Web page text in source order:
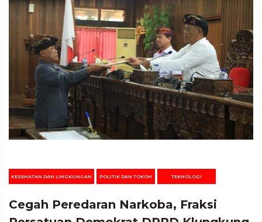
KESEHATAN DAN LINGKUNGAN POLITIK DAN TOKOH TEKNOLOGI
Cegah Peredaran Narkoba, Fraksi